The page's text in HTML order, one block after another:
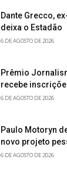
Dante Grecco,
deixa o Estadão
6 DE AGOSTO DE 2026
Prêmio
recebe
6 DE AGOSTO DE 2026
Paulo Motoryn
novo projeto
6 DE AGOSTO DE 2026